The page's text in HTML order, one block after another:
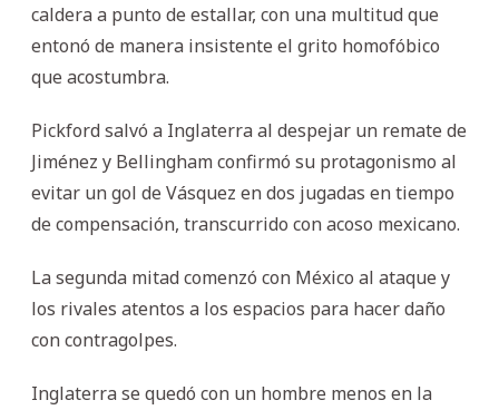
caldera a punto de estallar, con una multitud que
entonó de manera insistente el grito homofóbico
que acostumbra.
Pickford salvó a Inglaterra al despejar un remate de
Jiménez y Bellingham confirmó su protagonismo al
evitar un gol de Vásquez en dos jugadas en tiempo
de compensación, transcurrido con acoso mexicano.
La segunda mitad comenzó con México al ataque y
los rivales atentos a los espacios para hacer daño
con contragolpes.
Inglaterra se quedó con un hombre menos en la